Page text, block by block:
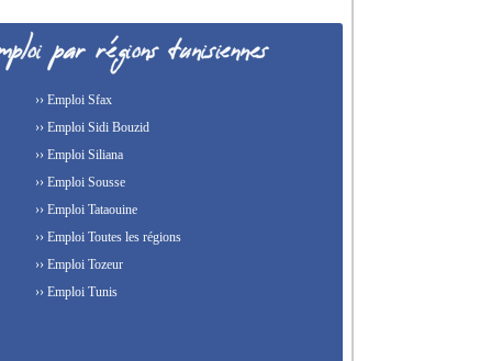
›› Emploi Sfax
›› Emploi Sidi Bouzid
›› Emploi Siliana
›› Emploi Sousse
›› Emploi Tataouine
›› Emploi Toutes les régions
›› Emploi Tozeur
›› Emploi Tunis